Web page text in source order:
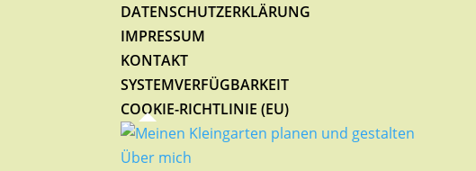
DATENSCHUTZERKLÄRUNG
IMPRESSUM
KONTAKT
SYSTEMVERFÜGBARKEIT
COOKIE-RICHTLINIE (EU)
Über mich